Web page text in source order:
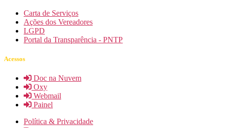
Carta de Serviços
Ações dos Vereadores
LGPD
Portal da Transparência - PNTP
Acessos
Doc na Nuvem
Oxy
Webmail
Painel
Política & Privacidade